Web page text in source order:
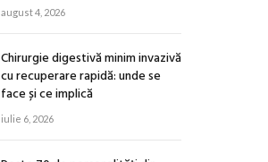
august 4, 2026
Chirurgie digestivă minim invazivă
cu recuperare rapidă: unde se
face și ce implică
iulie 6, 2026